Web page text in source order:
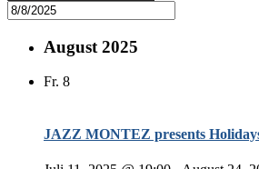
August 2025
Fr. 8
JAZZ MONTEZ presents